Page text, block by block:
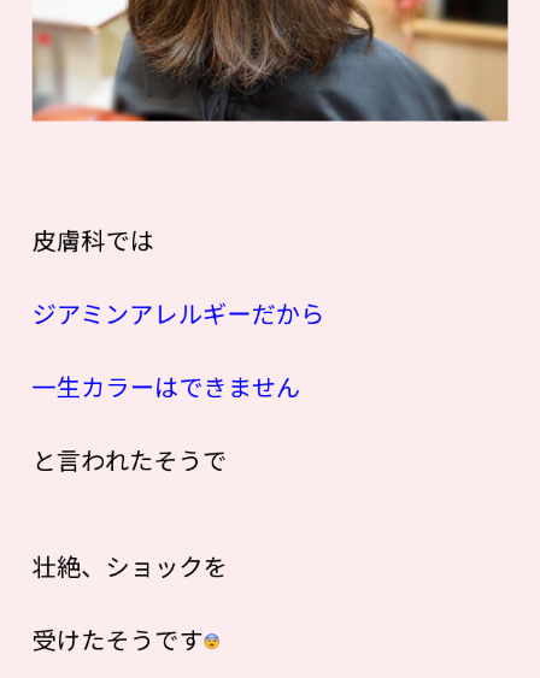
皮膚科では
ジアミンアレルギーだから
一生カラーはできません
と言われたそうで
壮絶、ショックを
受けたそうです